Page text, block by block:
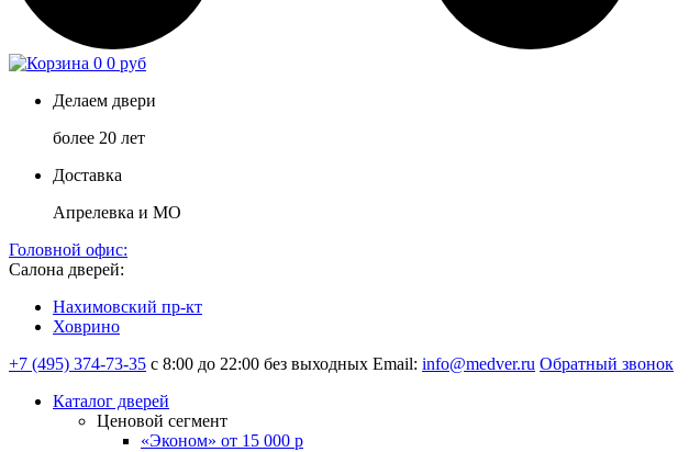
0 0 руб
Делаем двери
более 20 лет
Доставка
Апрелевка и МО
Головной офис:
Салона дверей:
Нахимовский пр-кт
Ховрино
+7 (495) 374-73-35 с 8:00 до 22:00 без выходных Email: info@medver.ru Обратный звонок
Каталог дверей
Ценовой сегмент
«Эконом» от 15 000 р